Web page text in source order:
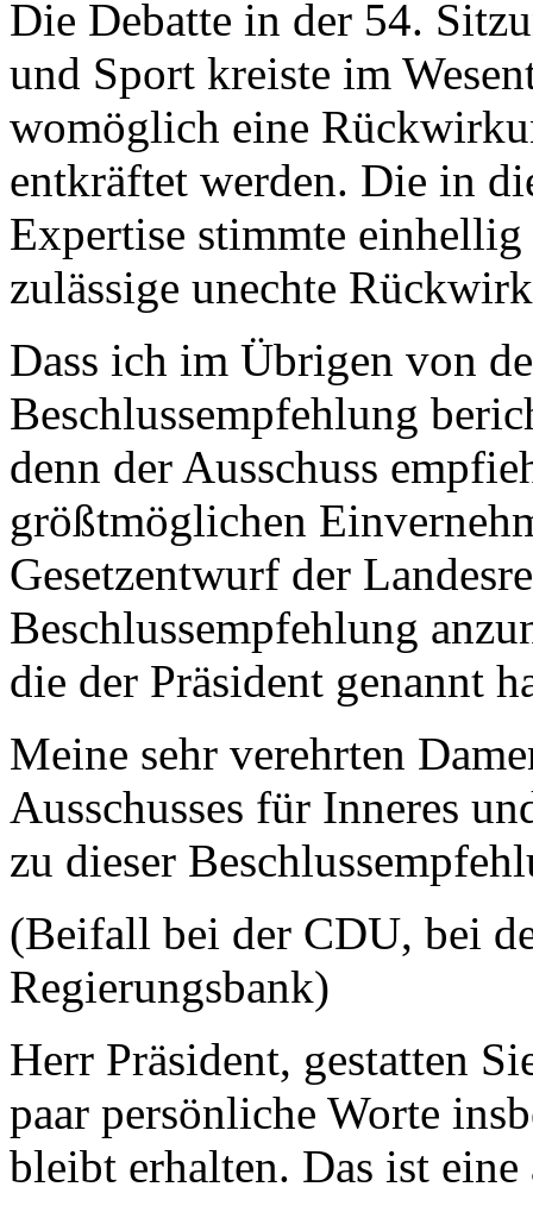
Die Debatte in der 54.
und Sport kreiste im
womöglich eine
entkräftet werden. Die in
Expertise stimmte
zulässige unechte
Dass ich im Übrigen von
Beschlussempfehlung
denn der Ausschuss
größtmöglichen
Gesetzentwurf der
Beschlussempfehlung
die der Präsident genannt
Meine sehr verehrten
Ausschusses für Inneres
zu dieser
(Beifall bei der CDU, bei
Regierungsbank)
Herr Präsident, gestatten
paar persönliche Worte
bleibt erhalten. Das ist eine